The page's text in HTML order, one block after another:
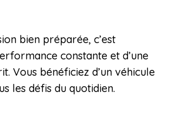
bien préparée, c’est
constante et d’une
Vous bénéficiez d’un véhicule
les défis du quotidien.